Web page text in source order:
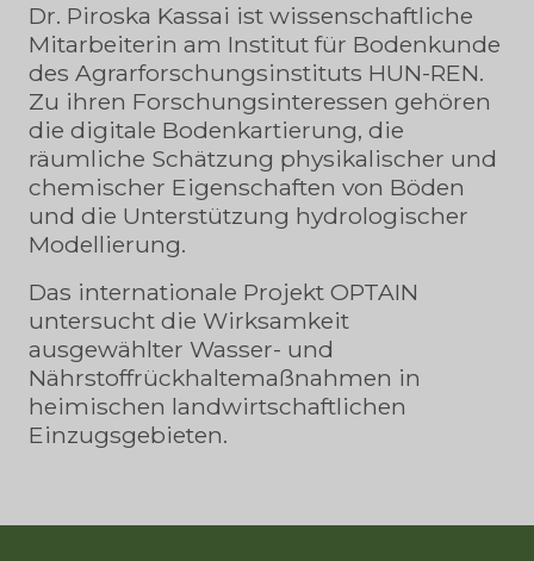
Dr. Piroska Kassai ist wissenschaftliche
Mitarbeiterin am Institut für Bodenkunde
des Agrarforschungsinstituts HUN-REN.
Zu ihren Forschungsinteressen gehören
die digitale Bodenkartierung, die
räumliche Schätzung physikalischer und
chemischer Eigenschaften von Böden
und die Unterstützung hydrologischer
Modellierung.
Das internationale Projekt OPTAIN
untersucht die Wirksamkeit
ausgewählter Wasser- und
Nährstoffrückhaltemaßnahmen in
heimischen landwirtschaftlichen
Einzugsgebieten.